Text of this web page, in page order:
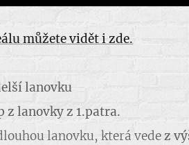
můžete vidět i zde.
lanovku
z lanovky z 1.patra.
lanovku, která vedez